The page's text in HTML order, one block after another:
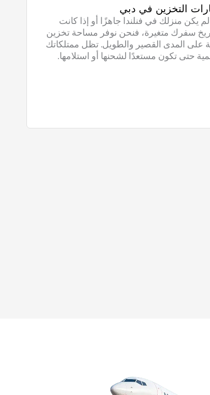
التخزين في دبي
لم يكن منزلك في فنلندا جاهزًا أو إذا كانت
سفرك متغيرة، فنحن نوفر مساحة تخزين
على المدى القصير والطويل. تظل ممتلكاتك
حتى تكون مستعدًا لشحنها أو استلامها.